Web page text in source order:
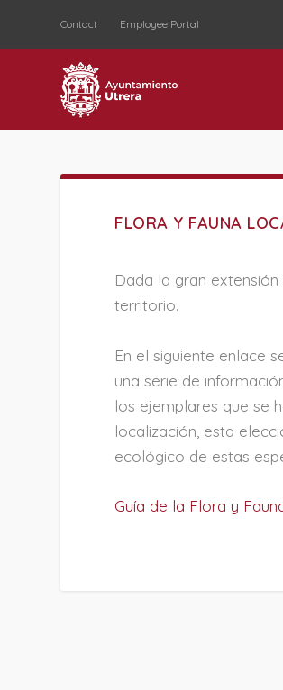
Contact Employee Portal
FLORA Y FAUNA
Dada la gran
territorio.
En el siguiente enlace
una serie de
los ejemplares que se
localización, esta
ecológico de estas
Guía de la Flora y